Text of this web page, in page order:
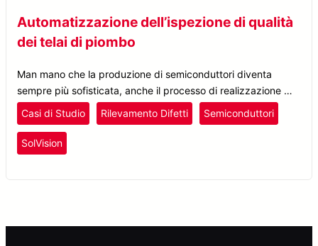
Automatizzazione dell’ispezione di qualità
dei telai di piombo
Man mano che la produzione di semiconduttori diventa
sempre più sofisticata, anche il processo di realizzazione dei
telai di piombo deve migliorare in termini di precisione e resa.
Casi di Studio Rilevamento Difetti Semiconduttori
SolVision